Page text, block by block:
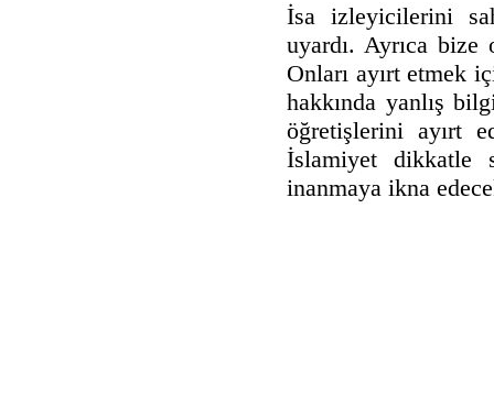
İsa izleyicilerini
uyardı. Ayrıca
Onları ayırt etmek
hakkında yanlış
öğretişlerini ayırt
İslamiyet dikkatle
inanmaya ikna